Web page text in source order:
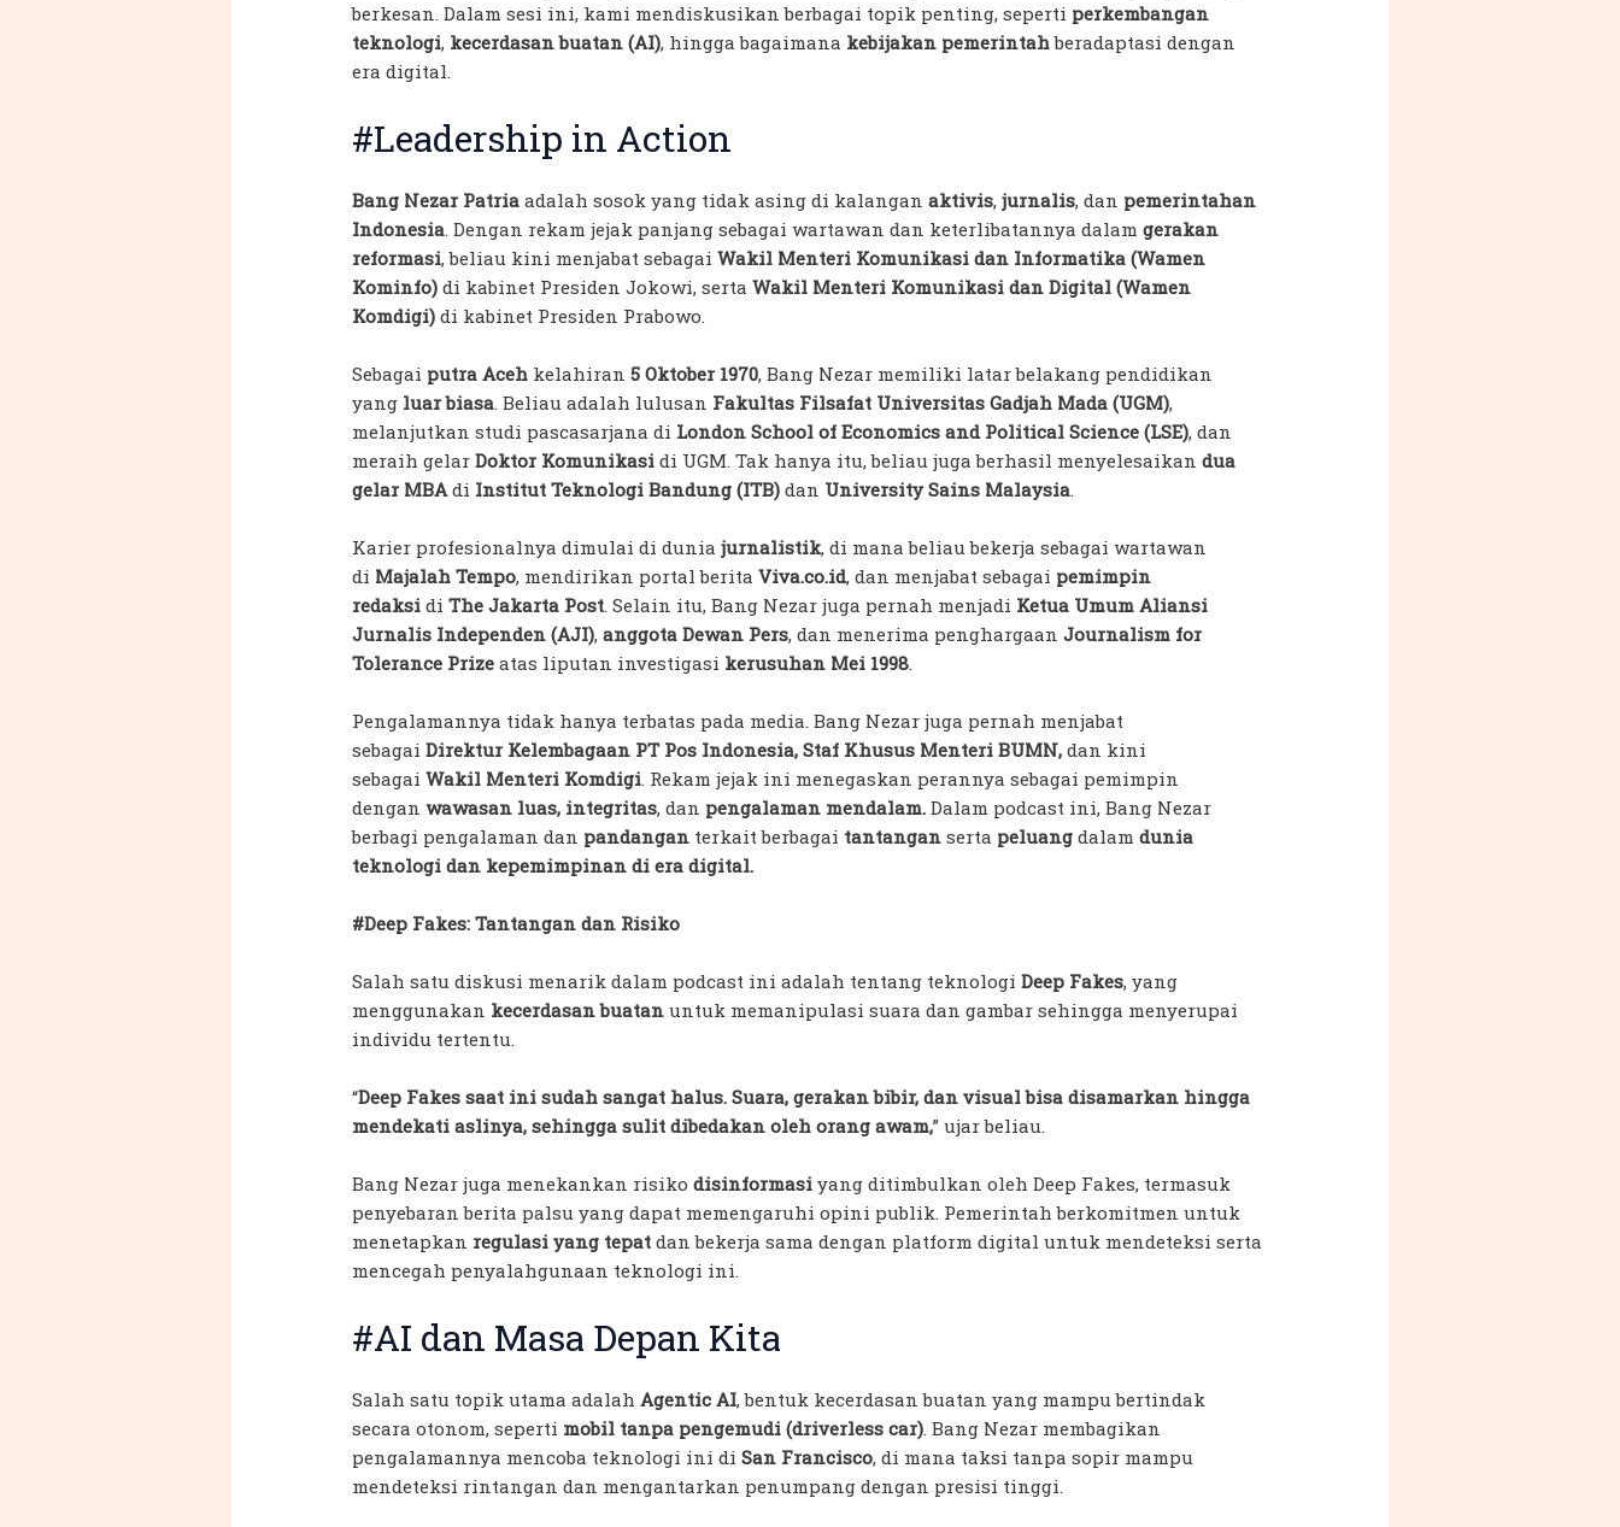
berkesan. Dalam sesi ini, kami mendiskusikan berbagai topik penting, seperti perkembangan
teknologi, kecerdasan buatan (AI), hingga bagaimana kebijakan pemerintahberadaptasi dengan
era digital.
#Leadership in Action
Bang Nezar Patria adalah sosok yang tidak asing di kalanganaktivis,jurnalis, dan pemerintahan
Indonesia. Dengan rekam jejak panjang sebagai wartawan dan keterlibatannya dalamgerakan
reformasi, beliau kini menjabat sebagaiWakil Menteri Komunikasi dan Informatika (Wamen
Kominfo) di kabinet Presiden Jokowi, sertaWakil Menteri Komunikasi dan Digital (Wamen
Komdigi) di kabinet Presiden Prabowo.
Sebagai putra Aceh kelahiran5 Oktober 1970, Bang Nezar memiliki latar belakang pendidikan
yang luar biasa. Beliau adalah lulusan Fakultas Filsafat Universitas Gadjah Mada (UGM),
melanjutkan studi pascasarjana di London School of Economics and Political Science (LSE), dan
meraih gelarDoktor Komunikasi di UGM. Tak hanya itu, beliau juga berhasil menyelesaikandua
gelar MBAdi Institut Teknologi Bandung (ITB) dan University Sains Malaysia.
Karier profesionalnya dimulai di duniajurnalistik, di mana beliau bekerja sebagai wartawan
di Majalah Tempo, mendirikan portal beritaViva.co.id, dan menjabat sebagai pemimpin
redaksi diThe Jakarta Post. Selain itu, Bang Nezar juga pernah menjadi Ketua Umum Aliansi
Jurnalis Independen (AJI),anggota Dewan Pers, dan menerima penghargaanJournalism for
Tolerance Prize atas liputan investigasi kerusuhan Mei 1998.
Pengalamannya tidak hanya terbatas pada media. Bang Nezar juga pernah menjabat
sebagaiDirektur Kelembagaan PT Pos Indonesia, Staf Khusus Menteri BUMN,dan kini
sebagaiWakil Menteri Komdigi. Rekam jejak ini menegaskan perannya sebagai pemimpin
denganwawasan luas, integritas, dan pengalaman mendalam.Dalam podcast ini, Bang Nezar
berbagi pengalaman dan pandangan terkait berbagai tantangan serta peluang dalamdunia
teknologi dan kepemimpinan di era digital.
#Deep Fakes: Tantangan dan Risiko
Salah satu diskusi menarik dalam podcast ini adalah tentang teknologiDeep Fakes, yang
menggunakan kecerdasan buatan untuk memanipulasi suara dan gambar sehingga menyerupai
individu tertentu.
“Deep Fakes saat ini sudah sangat halus. Suara, gerakan bibir, dan visual bisa disamarkan hingga
mendekati aslinya, sehingga sulit dibedakan oleh orang awam,” ujar beliau.
Bang Nezar juga menekankan risikodisinformasi yang ditimbulkan oleh Deep Fakes, termasuk
penyebaran berita palsu yang dapat memengaruhi opini publik. Pemerintah berkomitmen untuk
menetapkan regulasi yang tepat dan bekerja sama dengan platform digital untuk mendeteksi serta
mencegah penyalahgunaan teknologi ini.
#AI dan Masa Depan Kita
Salah satu topik utama adalahAgentic AI, bentuk kecerdasan buatan yang mampu bertindak
secara otonom, seperti mobil tanpa pengemudi (driverless car). Bang Nezar membagikan
pengalamannya mencoba teknologi ini diSan Francisco, di mana taksi tanpa sopir mampu
mendeteksi rintangan dan mengantarkan penumpang dengan presisi tinggi.